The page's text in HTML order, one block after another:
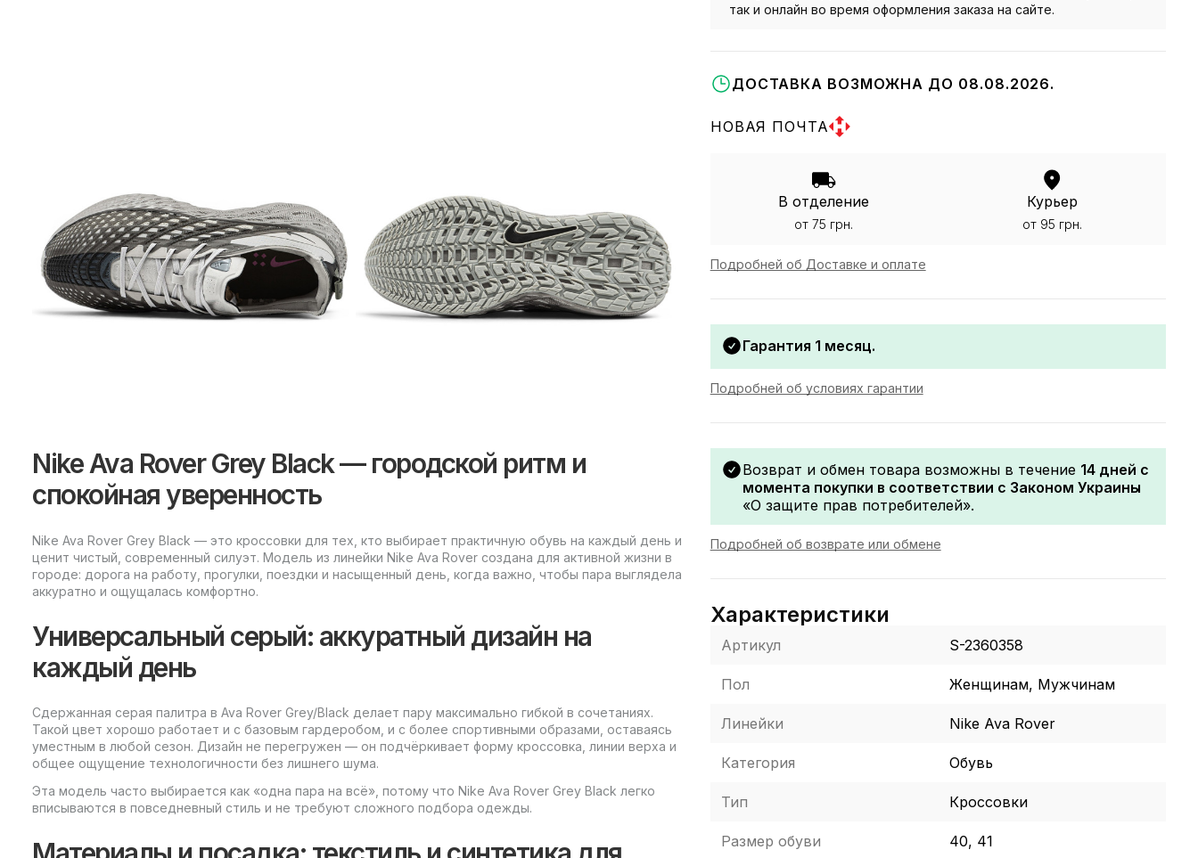
Nike Ava Rover Grey Black — городской ритм и
спокойная уверенность
Nike Ava Rover Grey Black — это кроссовки для тех, кто выбирает практичную обувь на каждый день и
ценит чистый, современный силуэт. Модель из линейки Nike Ava Rover создана для активной жизни в
городе: дорога на работу, прогулки, поездки и насыщенный день, когда важно, чтобы пара выглядела
аккуратно и ощущалась комфортно.
Универсальный серый: аккуратный дизайн на
каждый день
Сдержанная серая палитра в Ava Rover Grey/Black делает пару максимально гибкой в сочетаниях.
Такой цвет хорошо работает и с базовым гардеробом, и с более спортивными образами, оставаясь
уместным в любой сезон. Дизайн не перегружен — он подчёркивает форму кроссовка, линии верха и
общее ощущение технологичности без лишнего шума.
Эта модель часто выбирается как «одна пара на всё», потому что Nike Ava Rover Grey Black легко
вписываются в повседневный стиль и не требуют сложного подбора одежды.
так и онлайн во время оформления заказа на сайте.
ДОСТАВКА ВОЗМОЖНА ДО 08.08.2026.
НОВАЯ ПОЧТА
В отделение
от 75 грн.
Курьер
от 95 грн.
Подробней об Доставке и оплате
Гарантия 1 месяц.
Подробней об условиях гарантии
Возврат и обмен товара возможны в течение 14 дней с
момента покупки в соответствии с Законом Украины
«О защите прав потребителей».
Подробней об возврате или обмене
Характеристики
Артикул S-2360358
Пол Женщинам, Мужчинам
Линейки Nike Ava Rover
Категория Обувь
Тип Кроссовки
Размер обуви 40, 41